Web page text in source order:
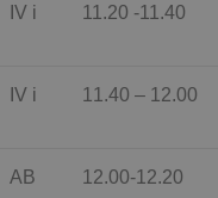
IV i 11.20 -11.40
IV i 11.40 – 12.00
AB
12.00-12.20